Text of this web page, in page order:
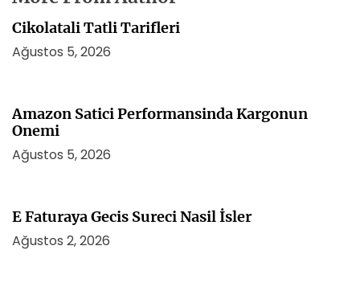
Cikolatali Tatli Tarifleri
Ağustos 5, 2026
Amazon Satici Performansinda Kargonun
Onemi
Ağustos 5, 2026
E Faturaya Gecis Sureci Nasil İsler
Ağustos 2, 2026